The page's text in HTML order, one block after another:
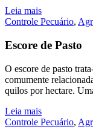
Leia mais
Controle Pecuário,
Escore de Pasto
O escore de pasto
comumente
quilos por hectare.
Leia mais
Controle Pecuário,